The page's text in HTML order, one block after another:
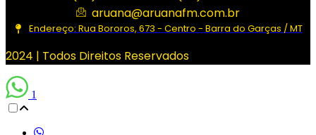
aruana@aruanafm.com.br
Endereço: Rua Bororos, 673 - Centro - Barra do Garças / MT
2024 | Todos Direitos Reservados
1